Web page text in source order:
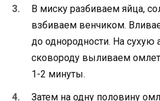
В миску разбиваем яйца,
взбиваем венчиком.
до однородности. На сухую
сковороду выливаем
1-2 минуты.
Затем на одну половину